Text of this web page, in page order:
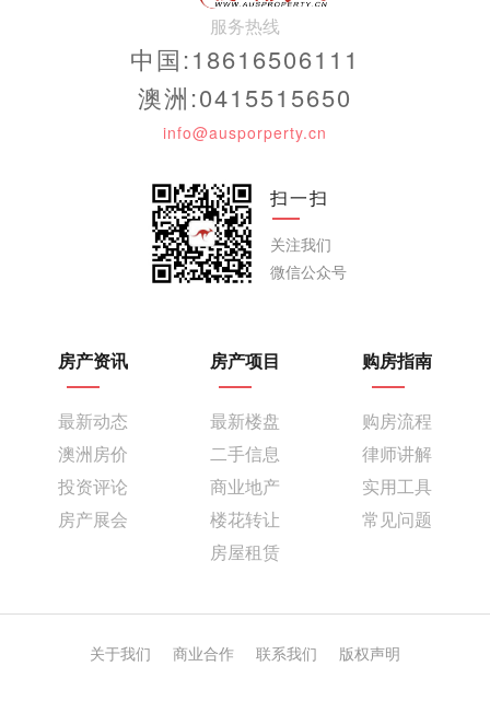
服务热线
中国:18616506111
澳洲:0415515650
info@ausporperty.cn
扫一扫
关注我们
微信公众号
房产资讯
最新动态
澳洲房价
投资评论
房产展会
房产项目
最新楼盘
二手信息
商业地产
楼花转让
房屋租赁
购房指南
购房流程
律师讲解
实用工具
常见问题
关于我们 商业合作 联系我们 版权声明